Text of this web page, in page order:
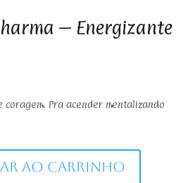
– Energizante
Pra acender mentalizando
ao carrinho